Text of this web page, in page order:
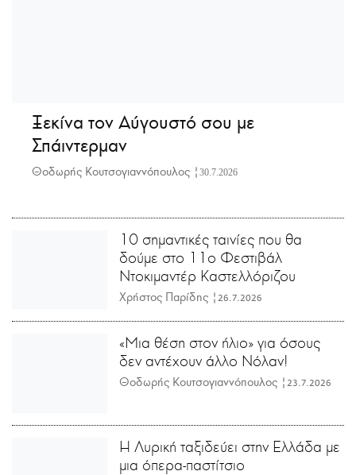
Ξεκίνα τον Αύγουστό σου με
Σπάιντερμαν
Θοδωρής Κουτσογιαννόπουλος | 30.7.2026
10 σημαντικές ταινίες που θα
δούμε στο 11ο Φεστιβάλ
Ντοκιμαντέρ Καστελλόριζου
Χρήστος Παρίδης | 26.7.2026
«Μια θέση στον ήλιο» για όσους
δεν αντέχουν άλλο Νόλαν!
Θοδωρής Κουτσογιαννόπουλος | 23.7.2026
Η Λυρική ταξιδεύει στην Ελλάδα με
μια όπερα-παστίτσιο